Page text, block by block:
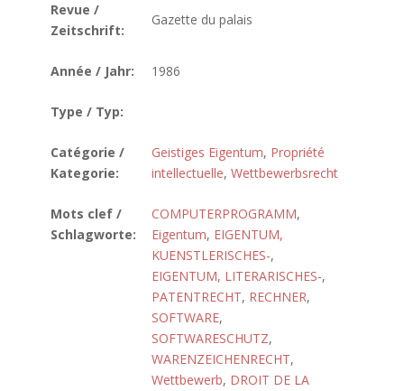
Revue /
Zeitschrift:
Gazette du palais
Année / Jahr: 1986
Type / Typ:
Catégorie /
Kategorie:
Geistiges Eigentum, Propriété
intellectuelle, Wettbewerbsrecht
Mots clef /
Schlagworte:
COMPUTERPROGRAMM,
Eigentum, EIGENTUM,
KUENSTLERISCHES-,
EIGENTUM, LITERARISCHES-,
PATENTRECHT, RECHNER,
SOFTWARE,
SOFTWARESCHUTZ,
WARENZEICHENRECHT,
Wettbewerb, DROIT DE LA